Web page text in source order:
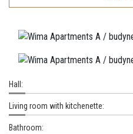
Hall:
Living room with kitchenette:
Bathroom: